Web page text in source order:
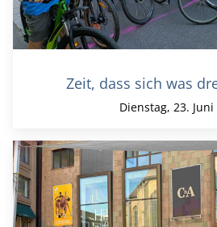
Zeit, dass sich was
Dienstag, 23. Juni